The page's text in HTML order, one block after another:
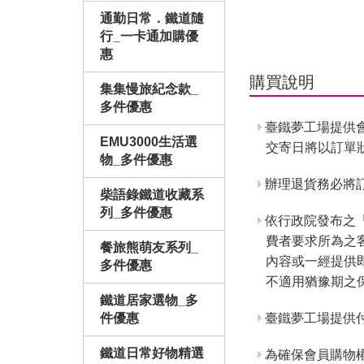
通勤日常．鐵道隨
行_一卡通加購優
惠
集集慢旅紀念款_
多件優惠
EMU3000生活選
物_多件優惠
柴語錄鐵道收藏系
列_多件優惠
餐旅熊萌友系列_
多件優惠
鐵道居家選物_多
件優惠
鐵道日常好物精選
購買說明
臺鐵夢工場提供
交寄日將以訂單
辦理退貨務必將
依行政院發布之
費者要求所為之
內容或一經提供
不適用猶豫期之
臺鐵夢工場提供
為確保會員購物